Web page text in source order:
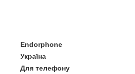
Endorphone
Україна
Для телефону